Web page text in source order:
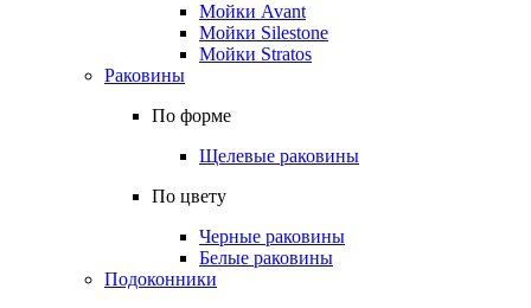
Мойки Avant
Мойки Silestone
Мойки Stratos
Раковины
По форме
Щелевые раковины
По цвету
Черные раковины
Белые раковины
Подоконники